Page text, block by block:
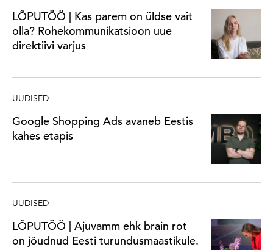
LÕPUTÖÖ | Kas parem on üldse vait
olla? Rohekommunikatsioon uue
direktiivi varjus
UUDISED
Google Shopping Ads avaneb Eestis
kahes etapis
UUDISED
LÕPUTÖÖ | Ajuvamm ehk brain rot
on jõudnud Eesti turundusmaastikule.